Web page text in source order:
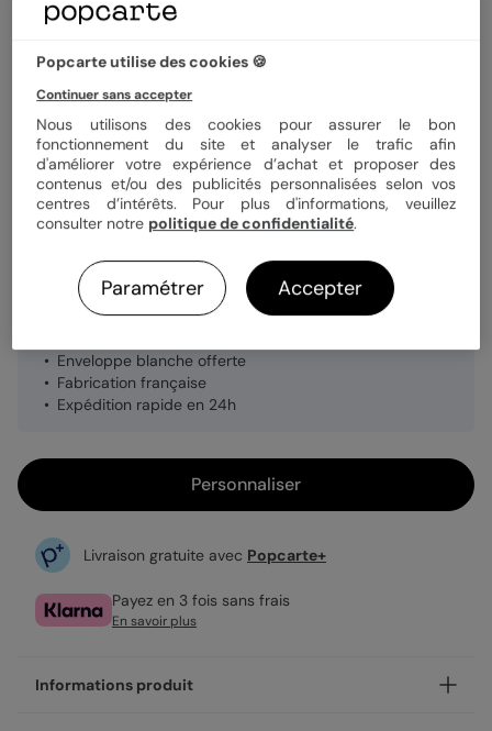
5(3avis)
Papier Papier Satiné
Enveloppe blanche offerte
Fabrication française
Expédition rapide en 24h
Personnaliser
Livraison gratuite avec Popcarte+
Payez en 3 fois sans frais
En savoir plus
Informations produit
Popcarte utilise des cookies 🍪
Continuer sans accepter
Nous utilisons des cookies pour assurer le bon
fonctionnement du site et analyser le trafic afin
d'améliorer votre expérience d’achat et proposer des
contenus et/ou des publicités personnalisées selon vos
centres d’intérêts. Pour plus d'informations, veuillez
consulter notre politique de confidentialité.
Paramétrer Accepter